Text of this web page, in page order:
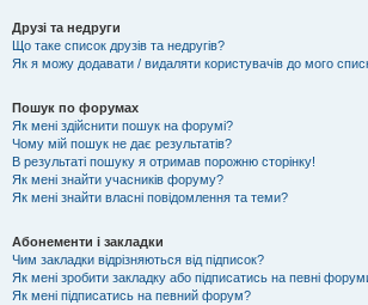
Друзі та недруги
Що таке список друзів та недругів?
Як я можу додавати / видаляти користувачів до мого
Пошук по форумах
Як мені здійснити пошук на форумі?
Чому мій пошук не дає результатів?
В результаті пошуку я отримав порожню сторінку!
Як мені знайти учасників форуму?
Як мені знайти власні повідомлення та теми?
Абонементи і закладки
Чим закладки відрізняються від підписок?
Як мені зробити закладку або підписатись на певні
Як мені підписатись на певний форум?